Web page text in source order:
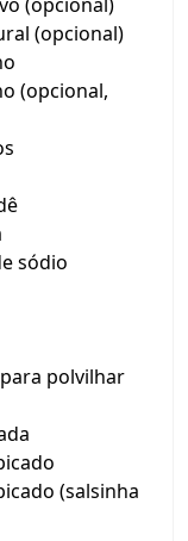
(opcional)
(opcional,
sódio
polvilhar
(salsinha